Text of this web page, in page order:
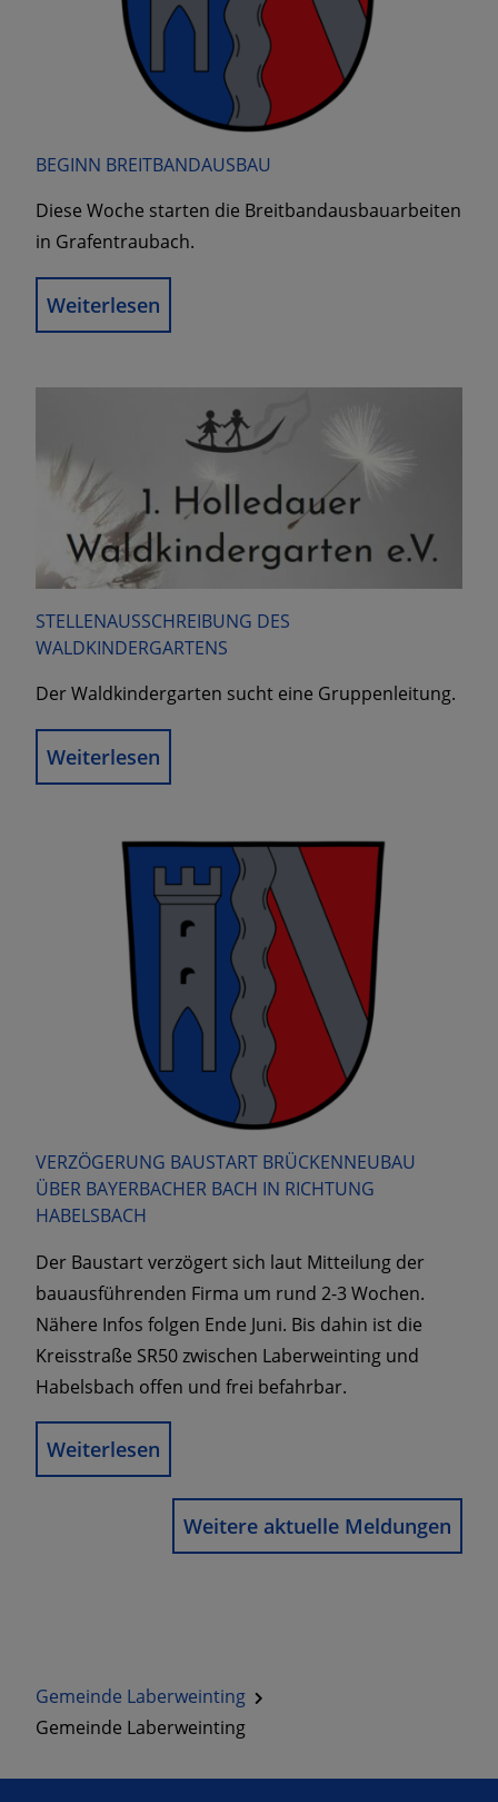
Gemeinde Laberweinting
Gemeinde Laberweinting
BEGINN BREITBANDAUSBAU
Diese Woche starten die Breitbandausbauarbeiten
in Grafentraubach.
Weiterlesen
STELLENAUSSCHREIBUNG DES
WALDKINDERGARTENS
Der Waldkindergarten sucht eine Gruppenleitung.
Weiterlesen
VERZÖGERUNG BAUSTART BRÜCKENNEUBAU
ÜBER BAYERBACHER BACH IN RICHTUNG
HABELSBACH
Der Baustart verzögert sich laut Mitteilung der
bauausführenden Firma um rund 2-3 Wochen.
Nähere Infos folgen Ende Juni. Bis dahin ist die
Kreisstraße SR50 zwischen Laberweinting und
Habelsbach offen und frei befahrbar.
Weiterlesen
Weitere aktuelle Meldungen